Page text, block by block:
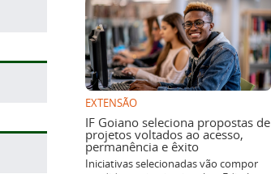
EXTENSÃO
IF Goiano seleciona propostas de
projetos voltados ao acesso,
permanência e êxito
Iniciativas selecionadas vão compor